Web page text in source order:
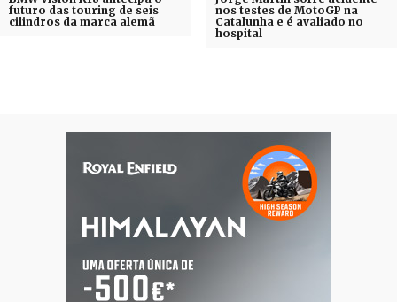
futuro das touring de seis
cilindros da marca alemã
nos testes de MotoGP na
Catalunha e é avaliado no
hospital